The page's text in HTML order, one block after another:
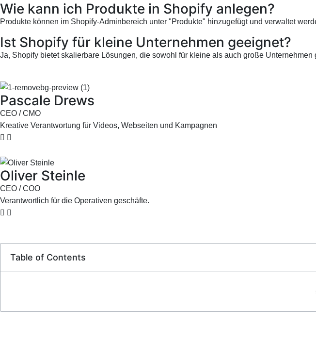
Wie kann ich Produkte in Shopify anlegen?
Produkte können im Shopify-Adminbereich unter "Produkte" hinzugefügt und verwaltet
Ist Shopify für kleine Unternehmen geeignet?
Ja, Shopify bietet skalierbare Lösungen, die sowohl für kleine als auch große
Pascale Drews
CEO / CMO
Kreative Verantwortung für Videos, Webseiten und Kampagnen
Oliver Steinle
CEO / COO
Verantwortlich für die Operativen geschäfte.
Table of Contents